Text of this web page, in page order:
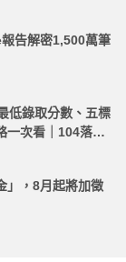
告解密1,500萬筆
低錄取分數、五標
一次看｜104落點
」，8月起將加徵